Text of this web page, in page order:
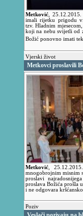
Metković
imali rijetku prigodu
tzv. Hladnim
koji na nebu svijetli od
Božić ponovno imati
Vjerski život
Metkovci proslavili
Metković ,
mnogobrojnim misnim
proslavi
proslava Božića prošla
i ne odgovara
Poziv